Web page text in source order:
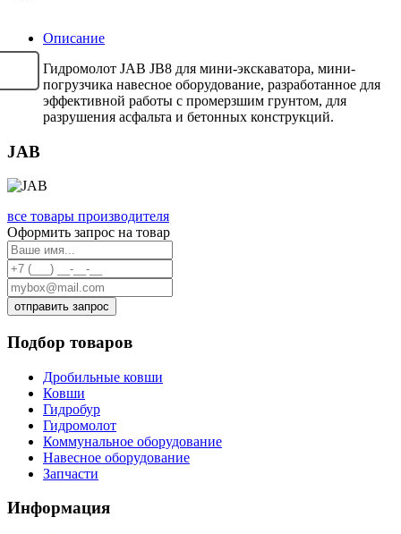
Описание
Гидромолот JAB JB8 для мини-экскаватора, мини-
погрузчика навесное оборудование, разработанное для
эффективной работы с промерзшим грунтом, для
разрушения асфальта и бетонных конструкций.
JAB
все товары производителя
Оформить запрос на товар
отправить запрос
Подбор товаров
Дробильные ковши
Ковши
Гидробур
Гидромолот
Коммунальное оборудование
Навесное оборудование
Запчасти
Информация